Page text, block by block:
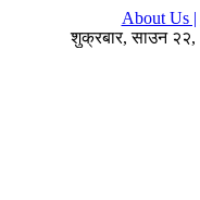
About Us |
शुक्रबार,साउन २२,